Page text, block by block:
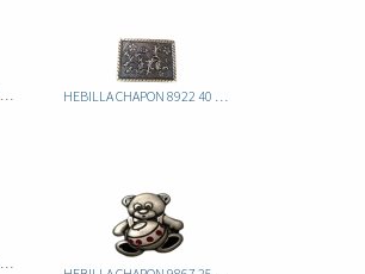
HEBILLA CHAPON 8949 40 CABALLO